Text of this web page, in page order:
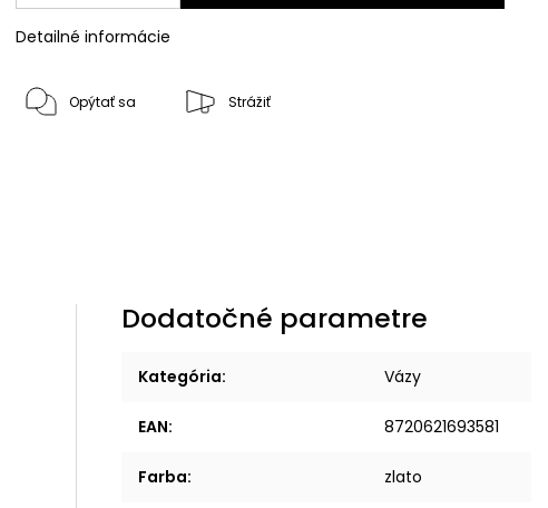
Detailné informácie
Opýtať sa Strážiť
Dodatočné parametre
Kategória: Vázy
EAN: 8720621693581
Farba: zlato